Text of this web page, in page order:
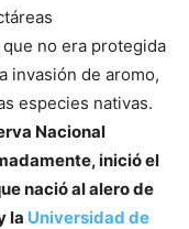
no era protegida
invasión de aromo,
especies nativas.
Nacional
inició el
nació al alero de
la Universidad de